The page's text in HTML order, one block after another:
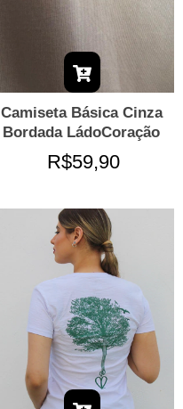
Camiseta Básica Cinza
Bordada LádoCoração
R$59,90